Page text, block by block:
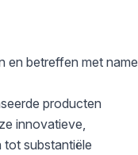
en betreffen met name
producten
innovatieve,
tot substantiële